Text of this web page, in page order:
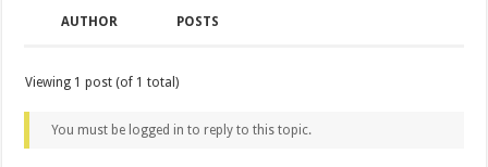
AUTHOR POSTS
Viewing 1 post (of 1 total)
You must be logged in to reply to this topic.